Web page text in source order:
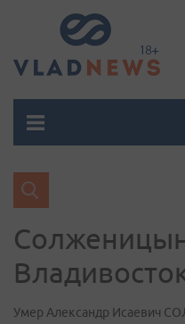
Умер Александр Исаевич